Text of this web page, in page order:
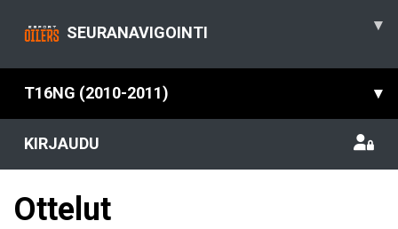
SEURANAVIGOINTI ▾
T16NG (2010-2011) ▾
KIRJAUDU
Ottelut